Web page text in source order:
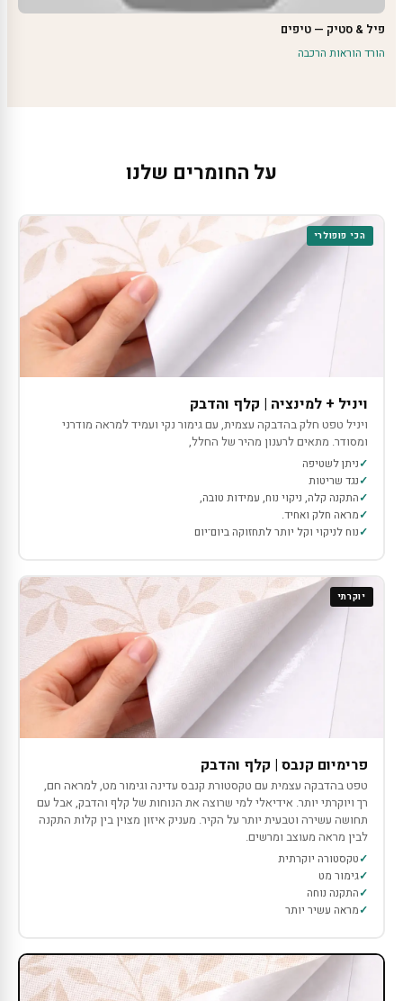
פיל & סטיק — טיפים
הורד הוראות הרכבה
על החומרים שלנו
הכי פופולרי
ויניל + למינציה | קלף והדבק
ויניל טפט חלק בהדבקה עצמית, עם גימור נקי ועמיד למראה מודרני
ומסודר. מתאים לרענון מהיר של החלל,
ניתן לשטיפה
נגד שריטות
התקנה קלה, ניקוי נוח, עמידות טובה,
מראה חלק ואחיד.
נוח לניקוי וקל יותר לתחזוקה ביום־יום
יוקרתי
פרימיום קנבס | קלף והדבק
טפט בהדבקה עצמית עם טקסטורת קנבס עדינה וגימור מט, למראה חם,
רך ויוקרתי יותר. אידיאלי למי שרוצה את הנוחות של קלף והדבק, אבל עם
תחושה עשירה וטבעית יותר על הקיר. מעניק איזון מצוין בין קלות התקנה
לבין מראה מעוצב ומרשים.
טקסטורה יוקרתית
גימור מט
התקנה נוחה
מראה עשיר יותר